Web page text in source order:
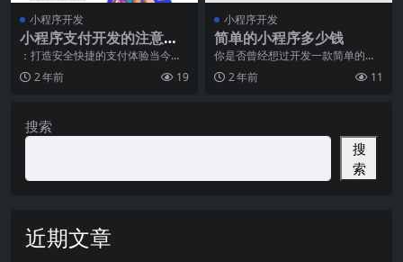
小程序开发
小程序支付开发的注意事
项
：打造安全快捷的支付体验当今数
字时代，随着移动支付的普及与发
展，越来越多的企业开
2 年前 19
小程序开发
简单的小程序多少钱
你是否曾经想过开发一款简单的小
程序，却不知道需要多少钱？在这
个数字化时代，小程序
2 年前 11
搜索
搜
索
近期文章